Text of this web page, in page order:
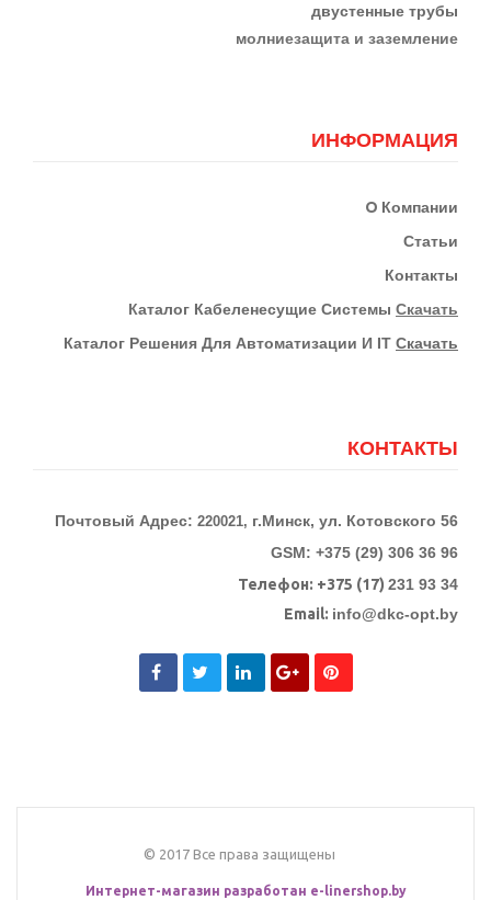
двустенные трубы
молниезащита и заземление
ИНФОРМАЦИЯ
О Компании
Статьи
Контакты
КАталог Кабеленесущие Системы Скачать
Каталог Решения Для Автоматизации И IT Скачать
КОНТАКТЫ
Почтовый Адрес: 220021, г.Минск, ул. Котовского 56
GSM: +375 (29) 306 36 96
Телефон: +375 (17) 231 93 34
Email: info@dkc-opt.by
© 2017 Все права защищены
Интернет-магазин разработан e-linershop.by